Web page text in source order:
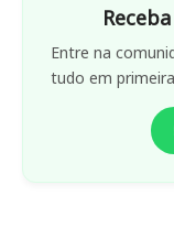
Entre na
tudo em